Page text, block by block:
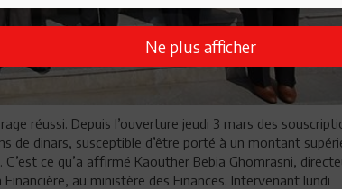
réussi. Depuis l’ouverture jeudi 3 mars des
de dinars, susceptible d’être porté à un montant
ce qu’a affirmé Kaouther Bebia Ghomrasni,
au ministère des Finances. Intervenant lundi
Ne plus afficher